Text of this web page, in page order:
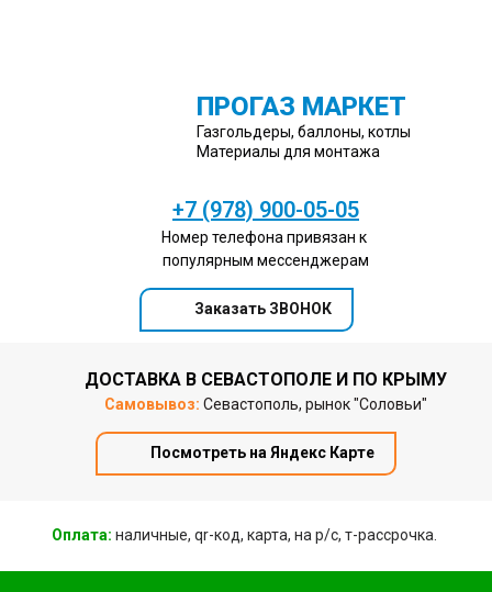
ПРОГАЗ МАРКЕТ
Газгольдеры, баллоны, котлы
Материалы для монтажа
+7 (978) 900-05-05
Номер телефона привязан к
популярным мессенджерам
Заказать ЗВОНОК
ДОСТАВКА В СЕВАСТОПОЛЕ И ПО КРЫМУ
Самовывоз: Севастополь, рынок "Соловьи"
Посмотреть на Яндекс Карте
Оплата: наличные, qr-код, карта, на р/с, т-рассрочка.